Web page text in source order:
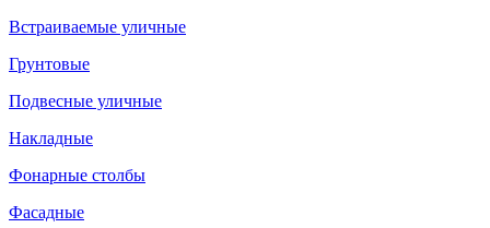
Встраиваемые уличные
Грунтовые
Подвесные уличные
Накладные
Фонарные столбы
Фасадные